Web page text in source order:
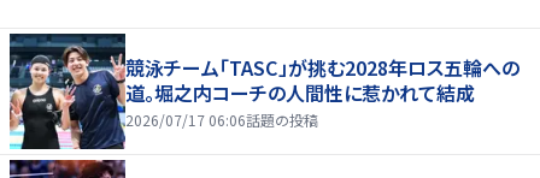
競泳チーム「TASC」が挑む2028年ロス五輪への
道。堀之内コーチの人間性に惹かれて結成
2026/07/17 06:06話題の投稿